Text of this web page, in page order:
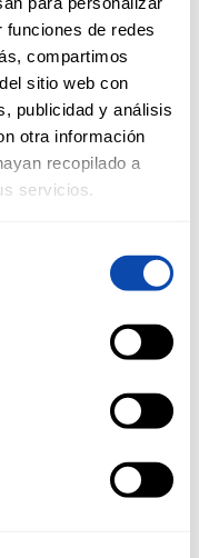
de redes
compartimos
sitio web con
publicidad y análisis
otra información
recopilado a
servicios.